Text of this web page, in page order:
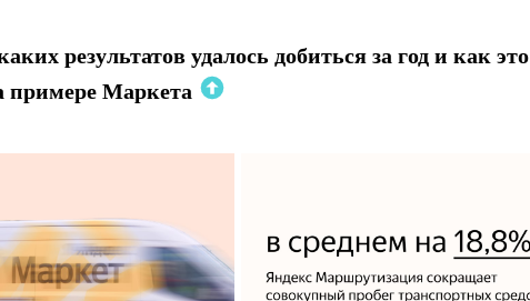
результатов удалось добиться за год и как это
примере Маркета